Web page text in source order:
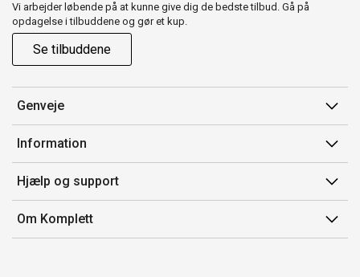
Vi arbejder løbende på at kunne give dig de bedste tilbud. Gå på
opdagelse i tilbuddene og gør et kup.
Se tilbuddene
Genveje
Min side
Ordrehistorik
Gavekort
Information
Salgsbetingelser
Mærker/producent
Fortrydelsesret
Hjælp og support
Kontakt os
Kundeservice
Om Komplett